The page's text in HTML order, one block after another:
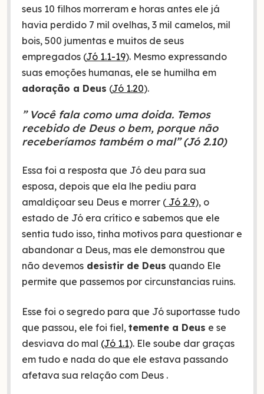
seus 10 filhos morreram e horas antes ele já
havia perdido 7 mil ovelhas, 3 mil camelos, mil
bois, 500 jumentas e muitos de seus
empregados (Jó 1.1-19). Mesmo expressando
suas emoções humanas, ele se humilha em
adoração a Deus (Jó 1.20).
” Você fala como uma doida. Temos
recebido de Deus o bem, porque não
receberíamos também o mal” (Jó 2.10)
Essa foi a resposta que Jó deu para sua
esposa, depois que ela lhe pediu para
amaldiçoar seu Deus e morrer (Jó 2.9), o
estado de Jó era crítico e sabemos que ele
sentia tudo isso, tinha motivos para questionar e
abandonar a Deus, mas ele demonstrou que
não devemosdesistir de Deus quando Ele
permite que passemos por circunstancias ruins.
Esse foi o segredo para que Jó suportasse tudo
que passou, ele foi fiel, temente a Deus e se
desviava do mal (Jó 1.1). Ele soube dar graças
em tudo e nada do que ele estava passando
afetava sua relação com Deus .